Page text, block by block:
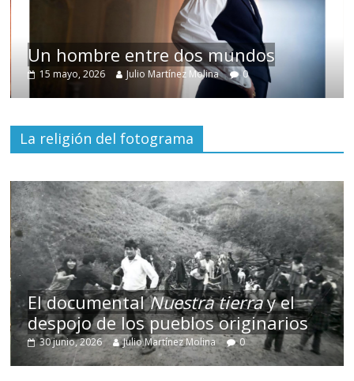
Un hombre entre dos mundos
15 mayo, 2026 Julio Martínez Molina 0
La religión del fotograma
El documentalNuestra tierray el
despojo de los pueblos originarios
30 junio, 2026 Julio Martínez Molina 0